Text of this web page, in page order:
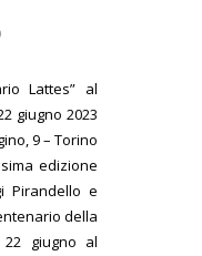
Lattes” al
giugno 2023
9 – Torino
edizione
Pirandello e
della
giugno al